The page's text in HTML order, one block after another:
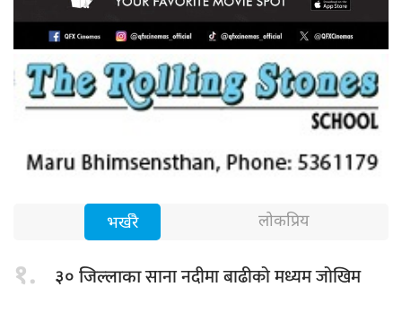
भर्खरै लोकप्रिय
१. ३० जिल्लाकासाना नदीमा बाढीको मध्यम जोखिम